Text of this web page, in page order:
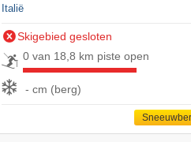
Italië
Skigebied gesloten
0 van 18,8 km piste open
- cm (berg)